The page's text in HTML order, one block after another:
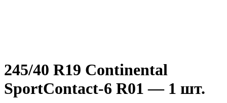
245/40 R19 Continental
SportContact-6 R01 — 1 шт.